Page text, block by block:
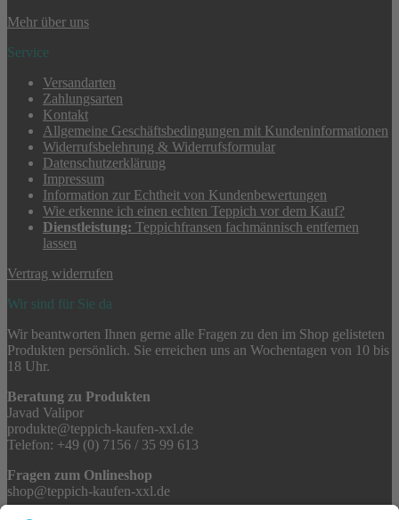
Mehr über uns
Service
Versandarten
Zahlungsarten
Kontakt
Allgemeine Geschäftsbedingungen mit Kundeninformationen
Widerrufsbelehrung & Widerrufsformular
Datenschutzerklärung
Impressum
Information zur Echtheit von Kundenbewertungen
Wie erkenne ich einen echten Teppich vor dem Kauf?
Dienstleistung: Teppichfransen fachmännisch entfernen
lassen
Vertrag widerrufen
Wir sind für Sie da
Wir beantworten Ihnen gerne alle Fragen zu den im Shop gelisteten
Produkten persönlich. Sie erreichen uns an Wochentagen von 10 bis
18 Uhr.
Beratung zu Produkten
Javad Valipor
produkte@teppich-kaufen-xxl.de
Telefon: +49 (0) 7156 / 35 99 613
Fragen zum Onlineshop
shop@teppich-kaufen-xxl.de